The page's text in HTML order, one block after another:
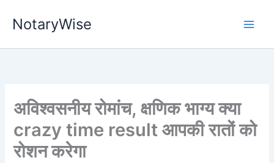
NotaryWise
अविश्वसनीय रोमांच, क्षणिक भाग्य क्या
crazy time result आपकी रातों को
रोशन करेगा